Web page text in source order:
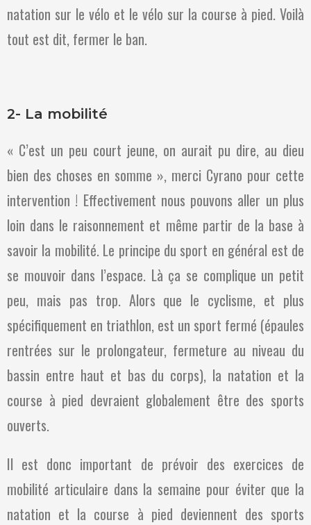
natation sur le vélo et le vélo sur la course à pied. Voilà
tout est dit, fermer le ban.
2- La mobilité
« C’est un peu court jeune, on aurait pu dire, au dieu
bien des choses en somme », merci Cyrano pour cette
intervention ! Effectivement nous pouvons aller un plus
loin dans le raisonnement et même partir de la base à
savoir la mobilité. Le principe du sport en général est de
se mouvoir dans l’espace. Là ça se complique un petit
peu, mais pas trop. Alors que le cyclisme, et plus
spécifiquement en triathlon, est un sport fermé (épaules
rentrées sur le prolongateur, fermeture au niveau du
bassin entre haut et bas du corps), la natation et la
course à pied devraient globalement être des sports
ouverts.
Il est donc important de prévoir des exercices de
mobilité articulaire dans la semaine pour éviter que la
natation et la course à pied deviennent des sports